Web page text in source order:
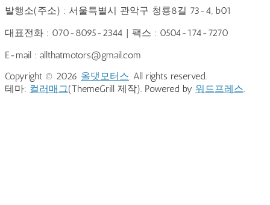
발행소(주소) : 서울특별시 관악구 청룡8길 73-4, b01
대표전화 : 070-8095-2344 | 팩스 : 0504-174-7270
E-mail : allthatmotors@gmail.com
Copyright © 2026 올댓모터스. All rights reserved.
테마: 컬러매그(ThemeGrill 제작). Powered by 워드프레스.